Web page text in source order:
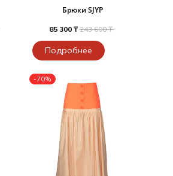
Брюки SJYP
85 300 ₸ 243 600 ₸
Подробнее
-70%